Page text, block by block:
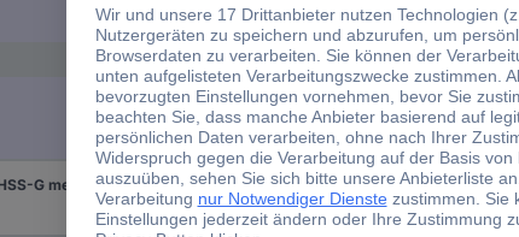
M20
GSR 00708030 Gewindeschneidsatz 8teilig HSS-G metrisch M3 - M12 M3 - M12